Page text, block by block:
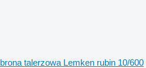
brona talerzowa Lemken rubin 10/600